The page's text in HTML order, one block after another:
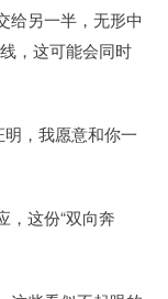
给另一半，无形中
，这可能会同时
明，我愿意和你一
，这份“双向奔